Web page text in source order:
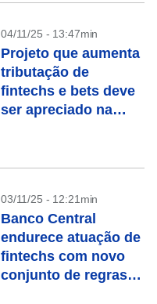
04/11/25 - 13:47min
Projeto que aumenta
tributação de
fintechs e bets deve
ser apreciado na
03/11/25 - 12:21min
Banco Central
endurece atuação de
fintechs com novo
conjunto de regras;